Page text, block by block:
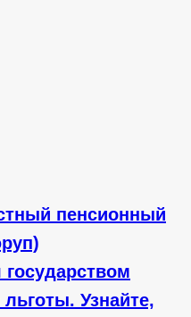
пенсионный
Узнайте,